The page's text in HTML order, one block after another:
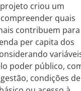
criou um
quais
contribuem para
per capita dos
poder público,
condições de